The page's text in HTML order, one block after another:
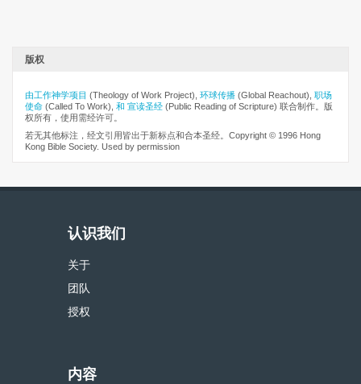
版权
由工作神学项目 (Theology of Work Project), 环球传播 (Global Reachout), 职场
使命 (Called To Work), 和 宣读圣经 (Public Reading of Scripture) 联合制作。版
权所有，使用需经许可。
若无其他标注，经文引用皆出于新标点和合本圣经。Copyright © 1996 Hong
Kong Bible Society. Used by permission
认识我们
关于
团队
授权
内容